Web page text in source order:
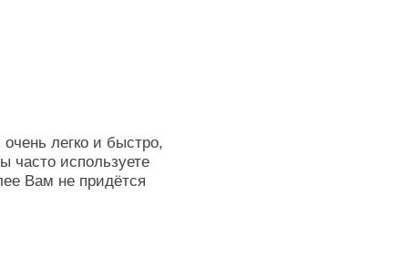
легко и быстро,
часто используете
Вам не придётся